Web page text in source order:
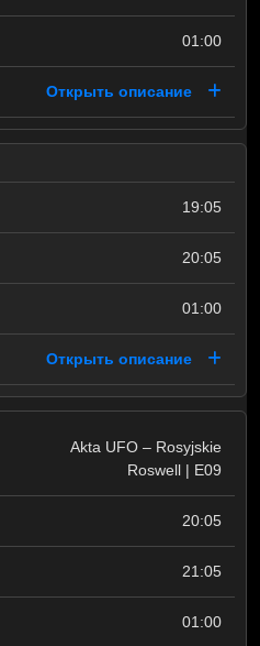
01:00
Открыть описание
19:05
20:05
01:00
Открыть описание
Akta UFO – Rosyjskie
Roswell | E09
20:05
21:05
01:00